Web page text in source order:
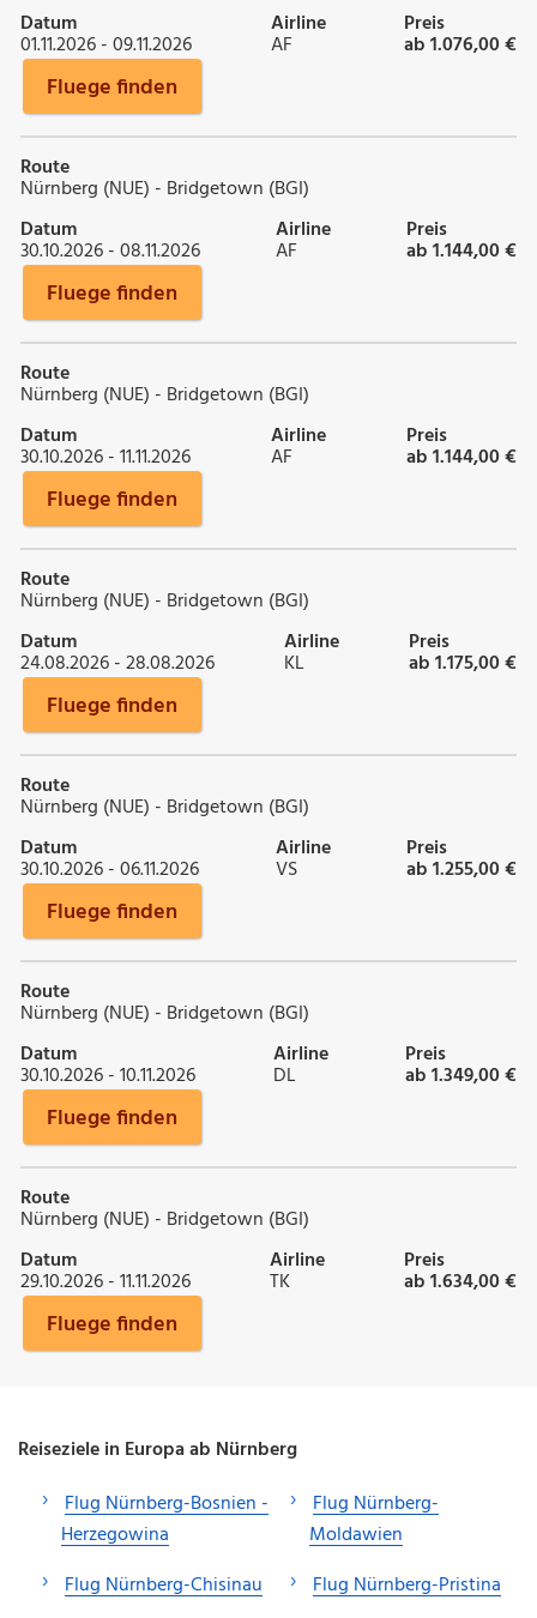
Datum
01.11.2026 - 09.11.2026
Airline
AF
Preis
ab 1.076,00 €
Fluege finden
Route
Nürnberg (NUE) - Bridgetown (BGI)
Datum
30.10.2026 - 08.11.2026
Airline
AF
Preis
ab 1.144,00 €
Fluege finden
Route
Nürnberg (NUE) - Bridgetown (BGI)
Datum
30.10.2026 - 11.11.2026
Airline
AF
Preis
ab 1.144,00 €
Fluege finden
Route
Nürnberg (NUE) - Bridgetown (BGI)
Datum
24.08.2026 - 28.08.2026
Airline
KL
Preis
ab 1.175,00 €
Fluege finden
Route
Nürnberg (NUE) - Bridgetown (BGI)
Datum
30.10.2026 - 06.11.2026
Airline
VS
Preis
ab 1.255,00 €
Fluege finden
Route
Nürnberg (NUE) - Bridgetown (BGI)
Datum
30.10.2026 - 10.11.2026
Airline
DL
Preis
ab 1.349,00 €
Fluege finden
Route
Nürnberg (NUE) - Bridgetown (BGI)
Datum
29.10.2026 - 11.11.2026
Airline
TK
Preis
ab 1.634,00 €
Fluege finden
Reiseziele in Europa ab Nürnberg
Flug Nürnberg-Bosnien -
Herzegowina
Flug Nürnberg-Chisinau
Flug Nürnberg-
Moldawien
Flug Nürnberg-Pristina